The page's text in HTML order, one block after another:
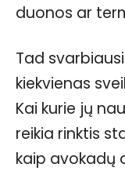
duonos ar
Tad
kiekvienas
Kai kurie jų
reikia rinktis
kaip avokadų